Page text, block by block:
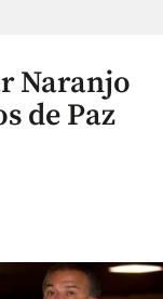
Naranjo
de Paz